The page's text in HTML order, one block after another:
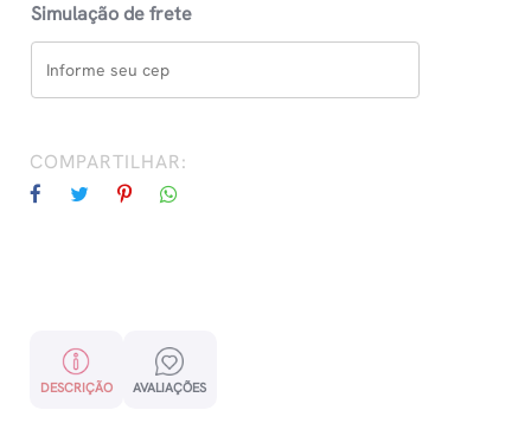
Simulação de frete
COMPARTILHAR:
DESCRIÇÃO AVALIAÇÕES